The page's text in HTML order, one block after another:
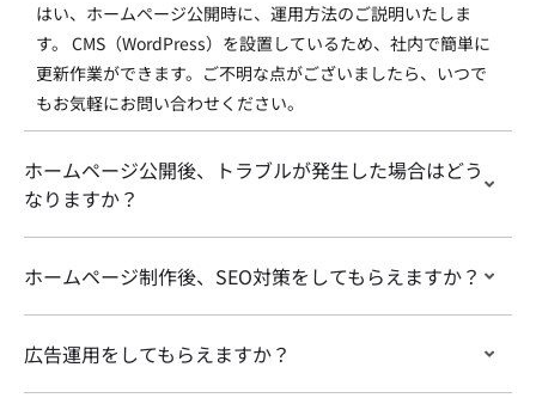
はい、ホームページ公開時に、運用方法のご説明いたしま
す。 CMS（WordPress）を設置しているため、社内で簡単に
更新作業ができます。ご不明な点がございましたら、いつで
もお気軽にお問い合わせください。
ホームページ公開後、トラブルが発生した場合はどう
なりますか？
ホームページ制作後、SEO対策をしてもらえますか？
広告運用をしてもらえますか？